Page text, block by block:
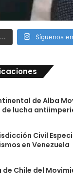
Síguenos
de Alba
de lucha
Civil
en Venezuela
Chile del